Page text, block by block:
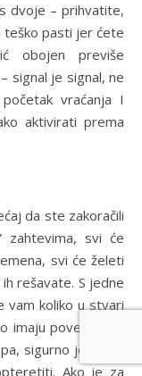
dvoje – prihvatite,
teško pasti jer ćete
obojen previše
signal je signal, ne
vraćanja I
aktivirati prema
da ste zakoračili
zahtevima, svi će
svi će želeti
rešavate. S jedne
vam koliko u stvari
imaju poverenja u
sigurno je da će
Ako je za